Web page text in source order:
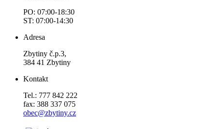
PO: 07:00-18:30
ST: 07:00-14:30
Adresa
Zbytiny č.p.3,
384 41 Zbytiny
Kontakt
Tel.: 777 842 222
fax: 388 337 075
obec@zbytiny.cz